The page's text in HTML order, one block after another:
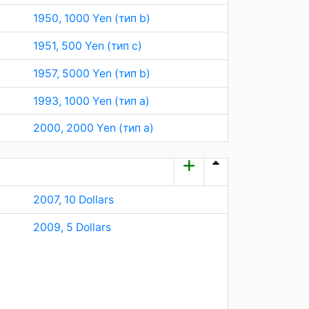
1950, 1000 Yen (тип b)
1951, 500 Yen (тип c)
1957, 5000 Yen (тип b)
1993, 1000 Yen (тип a)
2000, 2000 Yen (тип a)
2007, 10 Dollars
2009, 5 Dollars